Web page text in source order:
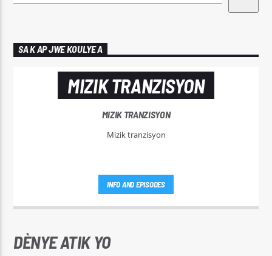
SA K AP JWE KOULYE A
MIZIK TRANZISYON
MIZIK TRANZISYON
Mizik tranzisyon
INFO AND EPISODES
DÈNYE ATIK YO